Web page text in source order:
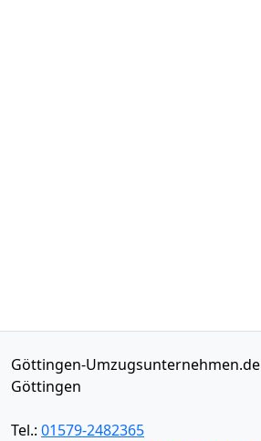
Göttingen-Umzugsunternehmen.de
Göttingen
Tel.: 01579-2482365